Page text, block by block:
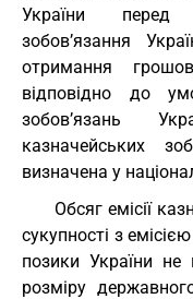
України перед
зобов’язання
отримання
відповідно до
зобов’язань
казначейських
визначена у
Обсяг емісії
сукупності з
позики України
розміру